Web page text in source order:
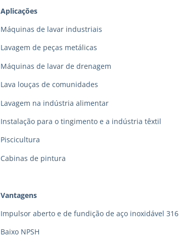
Aplicações
Máquinas de lavar industriais
Lavagem de peças metálicas
Máquinas de lavar de drenagem
Lava louças de comunidades
Lavagem na indústria alimentar
Instalação para o tingimento e a indústria têxtil
Piscicultura
Cabinas de pintura
Vantagens
Impulsor aberto e de fundição de aço inoxidável 316
Baixo NPSH